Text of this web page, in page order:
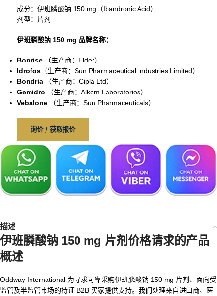
成分：伊班膦酸钠 150 mg（Ibandronic Acid）
剂型：片剂
伊班膦酸钠 150 mg 品牌名称：
Bonrise
（生产商：Elder）
Idrofos （生产商：Sun Pharmaceutical Industries Limited）
Bondria
（生产商：Cipla Ltd）
Gemidro
（生产商：Alkem Laboratories）
Vebalone
（生产商：Sun Pharmaceuticals）
询价 / 获取报价
描述
伊班膦酸钠 150 mg 片剂价格请求的产品
概述
Oddway International 为寻求可靠采购伊班膦酸钠 150 mg 片剂、面向受
监管及半监管市场的持证 B2B 买家提供支持。我们处理来自进口商、医